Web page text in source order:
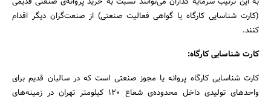
(کارت شناسایی کارگاه یا گواهی فعالیت صنعتی) از صنعت‌گران دیگر اقدام
کنند.
کارت شناسایی کارگاه:
کارت شناسایی کارگاه پروانه یا مجوز صنعتی است که در سالیان قدیم برای
واحد‌های تولیدی داخل محدوده‌ی شعاع 120 کیلومتر تهران در زمینه‌های